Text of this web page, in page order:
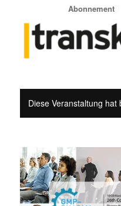
Abonnement
Diese Veranstaltung